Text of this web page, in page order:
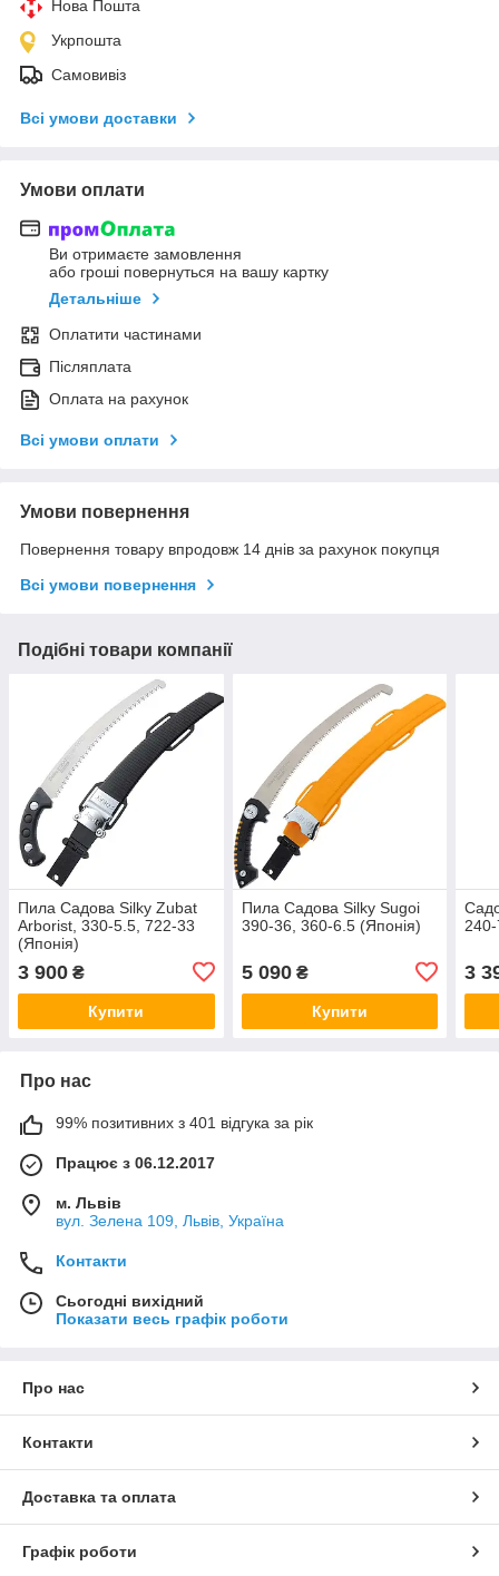
Нова Пошта
Укрпошта
Самовивіз
Всі умови доставки
Умови оплати
Ви отримаєте замовлення
або гроші повернуться на вашу картку
Детальніше
Оплатити частинами
Післяплата
Оплата на рахунок
Всі умови оплати
Умови повернення
Повернення товару впродовж 14 днів за рахунок покупця
Всі умови повернення
Подібні товари компанії
Пила Садова Silky Zubat
Arborist, 330-5.5, 722-33
(Японія)
3 900 ₴
Купити
Пила Садова Silky Sugoi
390-36, 360-6.5 (Японія)
5 090₴
Купити
3
Про нас
99% позитивних з 401 відгука за рік
Працює з 06.12.2017
м. Львів
вул. Зелена 109, Львів, Україна
Контакти
Сьогодні вихідний
Показати весь графік роботи
Про нас
Контакти
Доставка та оплата
Графік роботи